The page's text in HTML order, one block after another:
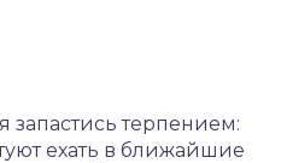
запастись терпением:
ехать в ближайшие